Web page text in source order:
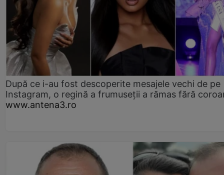
După ce i-au fost descoperite mesajele vechi de pe
Instagram, o regină a frumuseții a rămas fără
www.antena3.ro